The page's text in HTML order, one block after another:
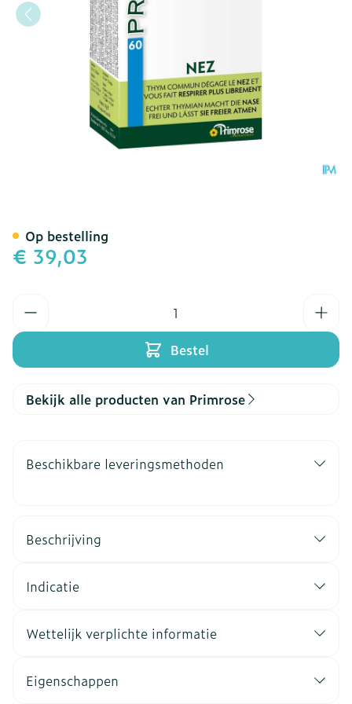
€ 39,03
Bestel
Op bestelling
Bekijk alle producten van Primrose
Beschikbare leveringsmethoden
Beschrijving
Indicatie
Wettelijk verplichte informatie
Eigenschappen